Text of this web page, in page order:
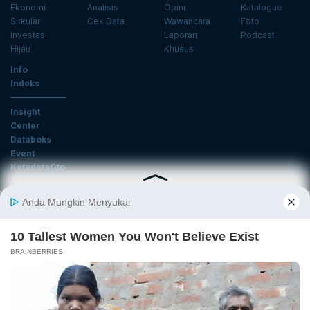
Ekonomi
Sirkular
Investasi
Hijau
Analisis
Cek Data
Opini
Wawancara
Laporan
Khusus
Katalogue
Foto
Podcast
Info
Indeks
Insight
Center
Databoks
Event
KatadataOto
Langganan Newsletter
Ikuti Kami